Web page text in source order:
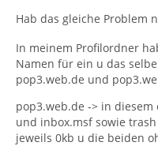
Hab das gleiche Problem
In meinem Profilordner
Namen für ein u das
pop3.web.de und
pop3.web.de -> in
und inbox.msf sowie
jeweils 0kb u die beiden